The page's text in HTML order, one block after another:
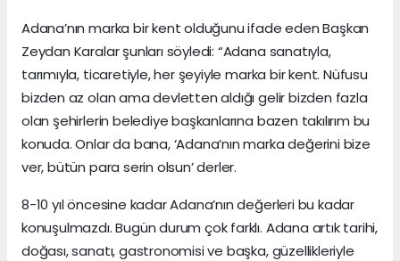
Adana’nın marka bir kent olduğunu ifade eden Başkan
Zeydan Karalar şunları söyledi: “Adana sanatıyla,
tarımıyla, ticaretiyle, her şeyiyle marka bir kent. Nüfusu
bizden az olan ama devletten aldığı gelir bizden fazla
olan şehirlerin belediye başkanlarına bazen takılırım bu
konuda. Onlar da bana, ‘Adana’nın marka değerini bize
ver, bütün para serin olsun’ derler.
8-10 yıl öncesine kadar Adana’nın değerleri bu kadar
konuşulmazdı. Bugün durum çok farklı. Adana artık tarihi,
doğası, sanatı, gastronomisi ve başka, güzellikleriyle